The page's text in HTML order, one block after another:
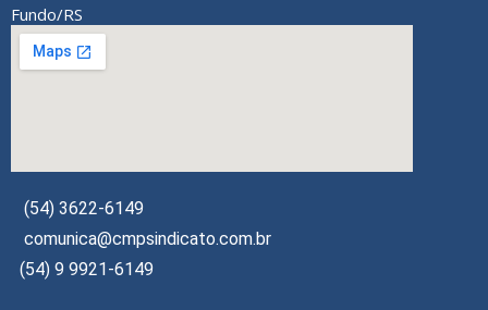
Fundo/RS
(54) 3622-6149
comunica@cmpsindicato.com.br
(54) 9 9921-6149